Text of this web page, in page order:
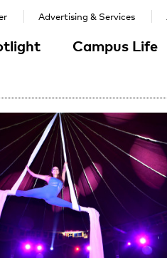
Campus Life
Advertising & Services